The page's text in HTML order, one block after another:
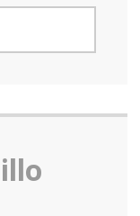
illo